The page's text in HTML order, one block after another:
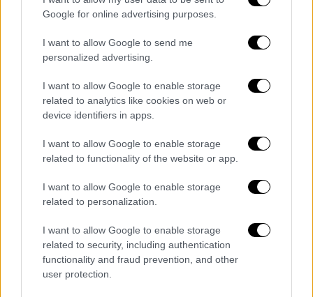
Google for online advertising purposes.
I want to allow Google to send me
personalized advertising.
I want to allow Google to enable storage
related to analytics like cookies on web or
device identifiers in apps.
I want to allow Google to enable storage
related to functionality of the website or app.
I want to allow Google to enable storage
related to personalization.
I want to allow Google to enable storage
related to security, including authentication
functionality and fraud prevention, and other
user protection.
«Η θάλασσα δεν είναι προς πώληση»: Το
μήνυμα της Greenpeace σε Ακρόπολη
και Σούνιο για τη διάσκεψη «Our
Η Greenpeace ζητά τολμηρές δεσμεύσεις
από τις πάνω από εκατό αντιπροσωπείες